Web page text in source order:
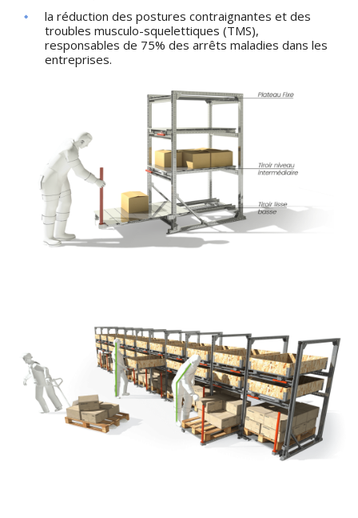
la réduction des postures contraignantes et des
troubles musculo-squelettiques (TMS),
responsables de 75% des arrêts maladies dans les
entreprises.